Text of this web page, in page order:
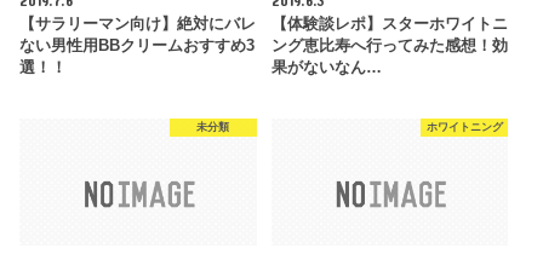
【サラリーマン向け】絶対にバレ
ない男性用BBクリームおすすめ3
選！！
【体験談レポ】スターホワイトニ
ング恵比寿へ行ってみた感想！効
果がないなん…
未分類 ホワイトニング